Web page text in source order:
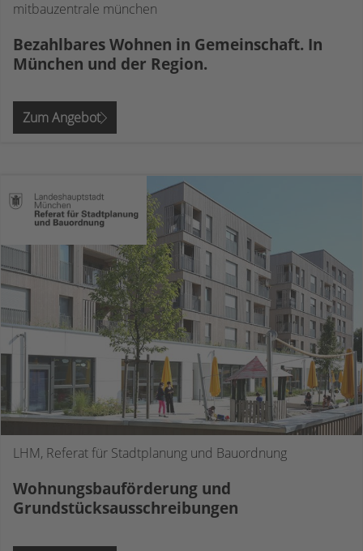
mitbauzentrale münchen
Bezahlbares Wohnen in Gemeinschaft. In
München und der Region.
Zum Angebot
LHM, Referat für Stadtplanung und Bauordnung
Wohnungsbauförderung und
Grundstücksausschreibungen